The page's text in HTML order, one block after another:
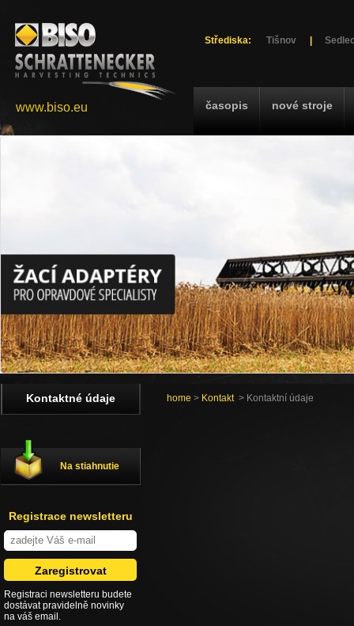
Střediska: Tišnov
časopis nové stroje
www.biso.eu
home > Kontakt> Kontaktní údaje
Kontaktné údaje
Na stiahnutie
Registrace newsletteru
Registraci newsletteru budete
dostávat pravidelně novinky
na váš email.